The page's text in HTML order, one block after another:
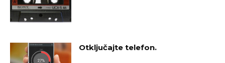
Otključajte telefon.